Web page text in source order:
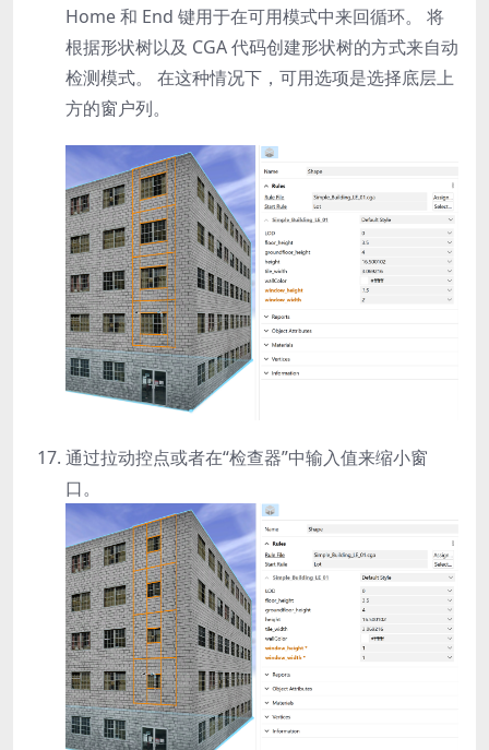
Home和 End 键用于在可用模式中来回循环。 将
根据形状树以及 CGA 代码创建形状树的方式来自动
检测模式。 在这种情况下，可用选项是选择底层上
方的窗户列。
通过拉动控点或者在“检查器”中输入值来缩小窗
口。